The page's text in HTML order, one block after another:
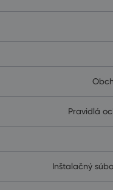
Pravidlá
Inštalačný